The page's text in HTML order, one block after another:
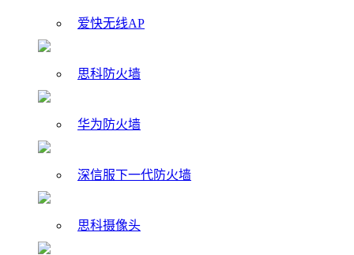
爱快无线AP
思科防火墙
华为防火墙
深信服下一代防火墙
思科摄像头